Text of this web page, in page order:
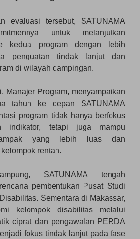
evaluasi tersebut, SATUNAMA
untuk melanjutkan
kedua program dengan lebih
penguatan tindak lanjut dan
di wilayah dampingan.
Manajer Program, menyampaikan
tahun ke depan SATUNAMA
program tidak hanya berfokus
indikator, tetapi juga mampu
yang lebih luas dan
rentan.
SATUNAMA tengah
pembentukan Pusat Studi
Sementara di Makassar,
kelompok disabilitas melalui
ciprat dan pengawalan PERDA
fokus tindak lanjut pada fase